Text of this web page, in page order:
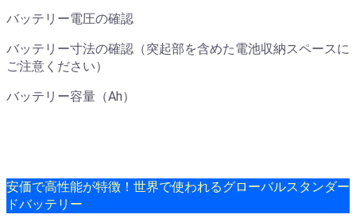
バッテリー電圧の確認
バッテリー寸法の確認（突起部を含めた電池収納スペースに
ご注意ください）
バッテリー容量（Ah）
安価で高性能が特徴！世界で使われるグローバルスタンダー
ドバッテリー